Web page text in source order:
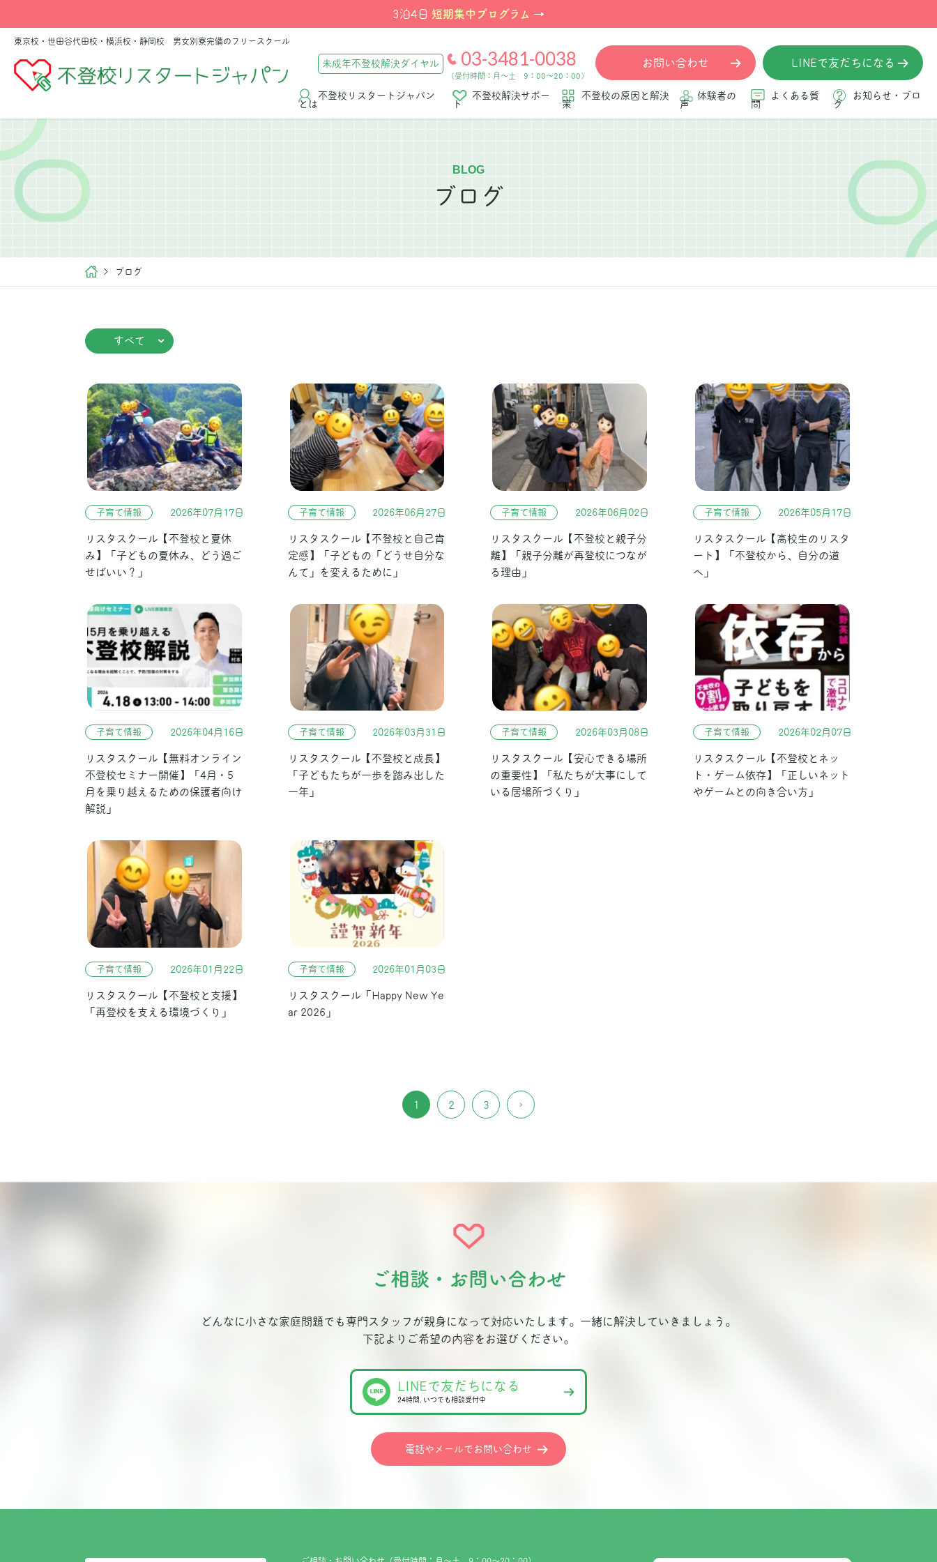
3泊4日 短期集中プログラム →
東京校・世田谷代田校・横浜校・静岡校 男女別寮完備のフリースクール
未成年不登校解決ダイヤル 03-3481-0038
（受付時間：月～土 9：00～20：00）
お問い合わせ LINEで友だちになる
不登校リスタートジャパン
とは
不登校解決サポー
ト
不登校の原因と解決
策
体験者の
声
よくある質
問
お知らせ・ブロ
グ
BLOG
ブログ
ブログ
すべて
子育て情報 2026年07月17日
リスタスクール【不登校と夏休
み】「子どもの夏休み、どう過ご
せばいい？」
子育て情報 2026年06月27日
リスタスクール【不登校と自己肯
定感】「子どもの「どうせ自分な
んて」を変えるために」
子育て情報 2026年06月02日
リスタスクール【不登校と親子分
離】「親子分離が再登校につなが
る理由」
子育て情報 2026年05月17日
リスタスクール【高校生のリスタ
ート】「不登校から、自分の道
へ」
子育て情報 2026年04月16日
リスタスクール【無料オンライン
不登校セミナー開催】「4月・5
月を乗り越えるための保護者向け
解説」
子育て情報 2026年03月31日
リスタスクール【不登校と成長】
「子どもたちが一歩を踏み出した
一年」
子育て情報 2026年03月08日
リスタスクール【安心できる場所
の重要性】「私たちが大事にして
いる居場所づくり」
子育て情報 2026年02月07日
リスタスクール【不登校とネッ
ト・ゲーム依存】「正しいネット
やゲームとの向き合い方」
子育て情報 2026年01月22日
リスタスクール【不登校と支援】
「再登校を支える環境づくり」
子育て情報 2026年01月03日
リスタスクール「Happy New Ye
ar 2026」
1 2 3 ›
ご相談・お問い合わせ
どんなに小さな家庭問題でも専門スタッフが親身になって対応いたします。 一緒に解決していきましょう。
下記よりご希望の内容をお選びください。
LINEで友だちになる
24時間､いつでも相談受付中
電話やメールでお問い合わせ